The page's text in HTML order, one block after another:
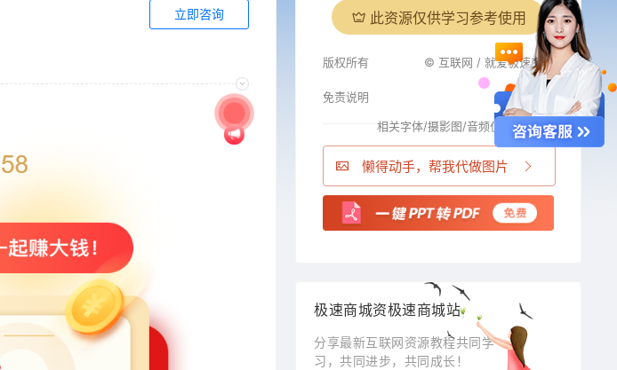
立即咨询 此资源仅供学习参考使用
版权所有 © 互联网 / 就爱极速商城
免责说明
相关字体/摄影图/音频仅供参考 i
懒得动手，帮我代做图片
极速商城资极速商城站
分享最新互联网资源教程共同学
习，共同进步，共同成长！